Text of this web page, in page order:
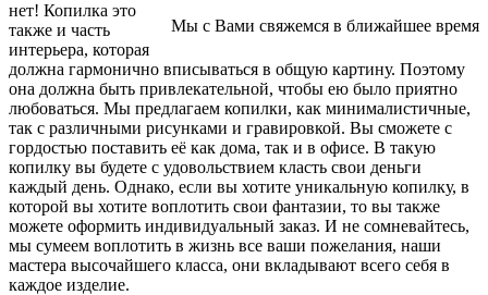
Мы с Вами свяжемся в ближайшее время
нет! Копилка это
также и часть
интерьера, которая
должна гармонично вписываться в общую картину. Поэтому
она должна быть привлекательной, чтобы ею было приятно
любоваться. Мы предлагаем копилки, как минималистичные,
так с различными рисунками и гравировкой. Вы сможете с
гордостью поставить её как дома, так и в офисе. В такую
копилку вы будете с удовольствием класть свои деньги
каждый день. Однако, если вы хотите уникальную копилку, в
которой вы хотите воплотить свои фантазии, то вы также
можете оформить индивидуальный заказ. И не сомневайтесь,
мы сумеем воплотить в жизнь все ваши пожелания, наши
мастера высочайшего класса, они вкладывают всего себя в
каждое изделие.